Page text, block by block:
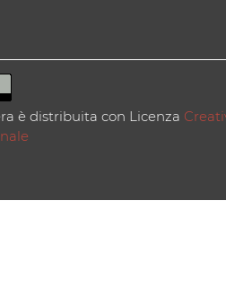
è distribuita con Licenza